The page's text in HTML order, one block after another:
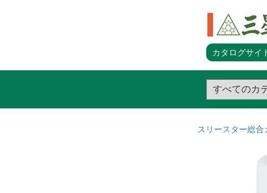
カタログサイ
スリースター総合